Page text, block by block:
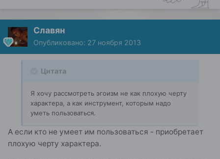
Славян
Опубликовано: 27 ноября 2013
Цитата
Я хочу рассмотреть эгоизм не как плохую черту
характера, а как инструмент, которым надо
уметь пользоваться.
А если кто не умеет им пользоваться - приобретает
плохую черту характера.